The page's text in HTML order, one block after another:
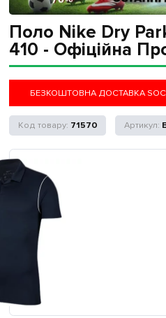
Поло Nike Dry
410 - Офіційна
БЕЗКОШТОВНА ДОСТАВКА
71570